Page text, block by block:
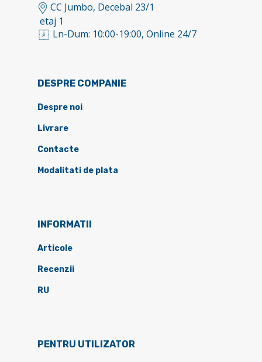
CC Jumbo, Decebal 23/1
etaj 1
Ln-Dum: 10:00-19:00, Online 24/7
DESPRE COMPANIE
Despre noi
Livrare
Contacte
Modalitati de plata
INFORMATII
Articole
Recenzii
RU
PENTRU UTILIZATOR